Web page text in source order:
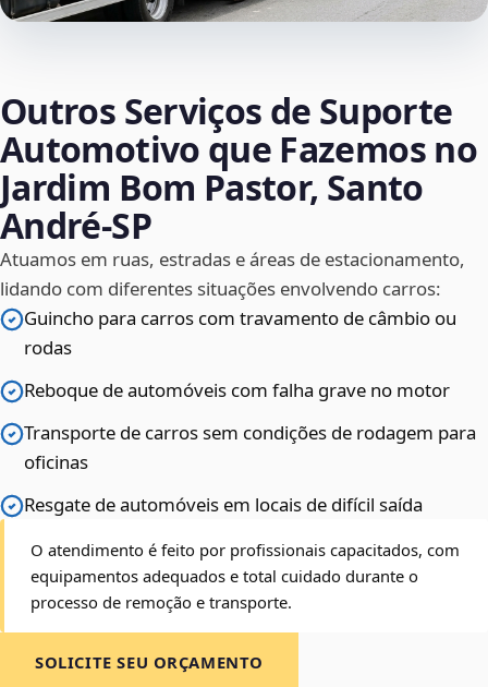
Outros Serviços de Suporte
Automotivo que Fazemos no
Jardim Bom Pastor, Santo
André‑SP
Atuamos em ruas, estradas e áreas de estacionamento,
lidando com diferentes situações envolvendo carros:
Guincho para carros com travamento de câmbio ou
rodas
Reboque de automóveis com falha grave no motor
Transporte de carros sem condições de rodagem para
oficinas
Resgate de automóveis em locais de difícil saída
O atendimento é feito por profissionais capacitados, com
equipamentos adequados e total cuidado durante o
processo de remoção e transporte.
SOLICITE SEU ORÇAMENTO